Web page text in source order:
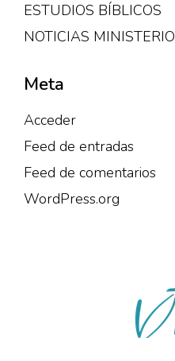
ESTUDIOS BÍBLICOS
NOTICIAS MINISTERIO
Meta
Acceder
Feed de entradas
Feed de comentarios
WordPress.org